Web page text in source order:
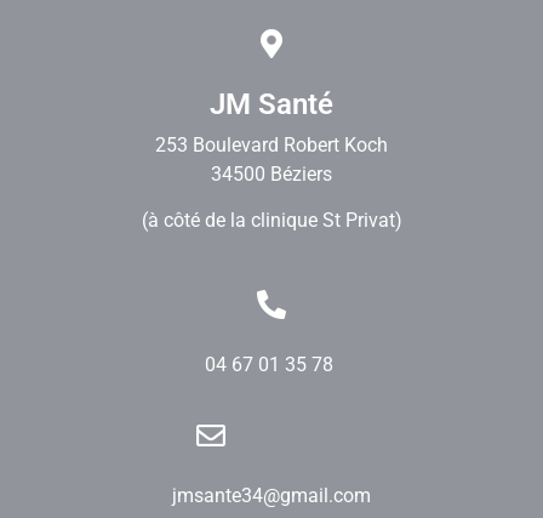
JM Santé
253 Boulevard Robert Koch
34500 Béziers
(à côté de la clinique St Privat)
04 67 01 35 78
jmsante34@gmail.com